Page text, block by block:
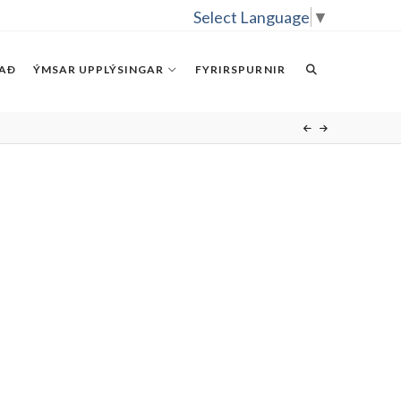
Select Language ▼
ÝMSAR UPPLÝSINGAR FYRIRSPURNIR